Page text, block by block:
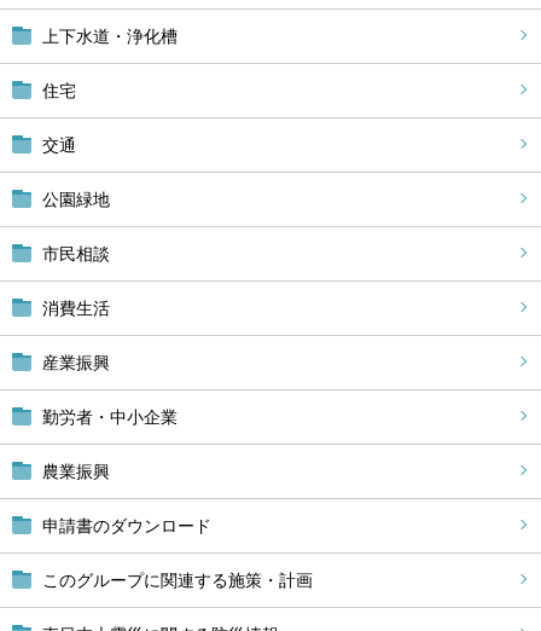
上下水道・浄化槽
住宅
交通
公園緑地
市民相談
消費生活
産業振興
勤労者・中小企業
農業振興
申請書のダウンロード
このグループに関連する施策・計画